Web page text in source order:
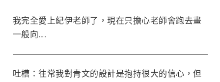
我完全愛上紀伊老師了，現在只擔心老師會跑去畫
一般向….
吐槽：往常我對青文的設計是抱持很大的信心，但